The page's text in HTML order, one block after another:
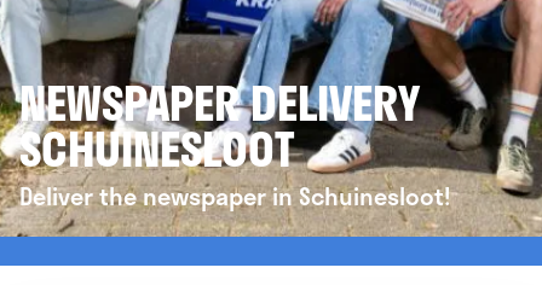
NEWSPAPER DELIVERY
SCHUINESLOOT
Deliver the newspaper in Schuinesloot!